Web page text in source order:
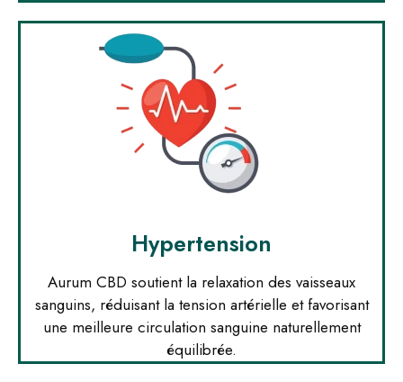
Hypertension
Aurum CBD soutient la relaxation des vaisseaux
sanguins, réduisant la tension artérielle et favorisant
une meilleure circulation sanguine naturellement
équilibrée.